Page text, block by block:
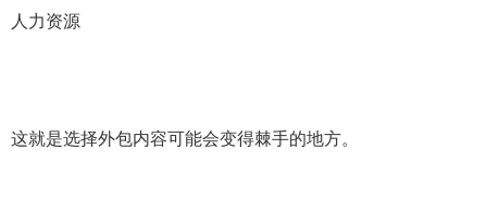
人力资源
这就是选择外包内容可能会变得棘手的地方。